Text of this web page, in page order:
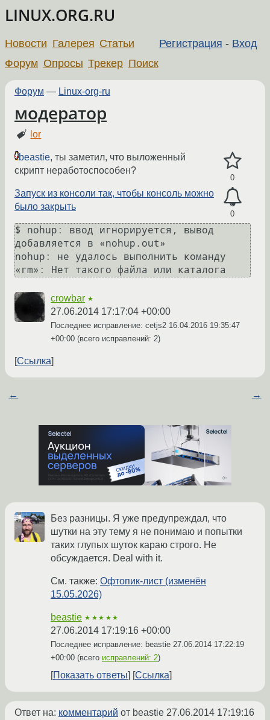
LINUX.ORG.RU
Регистрация - Вход
Новости Галерея Статьи
Форум Опросы Трекер Поиск
Форум — Linux-org-ru
модератор
lor
0
0
beastie, ты заметил, что выложенный
скрипт неработоспособен?
Запуск из консоли так, чтобы консоль можно
было закрыть
$ nohup: ввод игнорируется, вывод
добавляется в «nohup.out»
nohup: не удалось выполнить команду
crowbar ★
27.06.2014 17:17:04 +00:00
Последнее исправление: cetjs2 16.04.2016 19:35:47
+00:00 (всего исправлений: 2)
Ссылка
← →
Без разницы. Я уже предупреждал, что
шутки на эту тему я не понимаю и попытки
таких глупых шуток караю строго. Не
обсуждается. Deal with it.
См. также: Офтопик-лист (изменён
15.05.2026)
beastie ★★★★★
27.06.2014 17:19:16 +00:00
Последнее исправление: beastie 27.06.2014 17:22:19
+00:00 (всего исправлений: 2)
Показать ответы Ссылка
Ответ на: комментарий от beastie 27.06.2014 17:19:16